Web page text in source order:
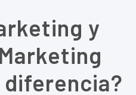
y
diferencia?